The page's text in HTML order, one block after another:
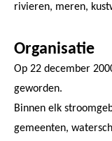
rivieren, meren,
Organisatie
Op 22 december
geworden.
Binnen elk
gemeenten,